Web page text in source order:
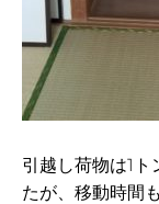
引越し荷物は1
たが、移動時間